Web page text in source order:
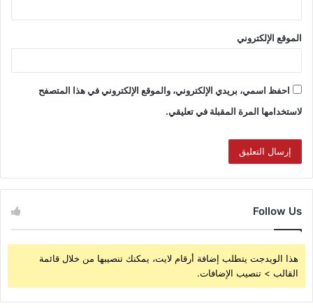
الموقع الإلكتروني
احفظ اسمي، بريدي الإلكتروني، والموقع الإلكتروني في هذا المتصفح
لاستخدامها المرة المقبلة في تعليقي.
Follow Us
هذا الويدجت يتطلب إضافة أرقام لايت، يمكنك تنصيبها من خلال قائمة
القالب > تنصيب الإضافات.